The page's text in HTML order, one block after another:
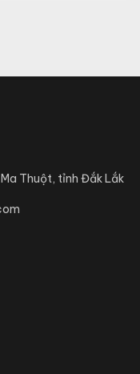
Thuột, tỉnh Đắk Lắk